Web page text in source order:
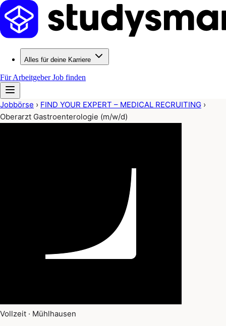
Alles für deine Karriere
Für ArbeitgeberJob finden
Jobbörse › FIND YOUR EXPERT – MEDICAL RECRUITING ›
Oberarzt Gastroenterologie (m/w/d)
Vollzeit · Mühlhausen